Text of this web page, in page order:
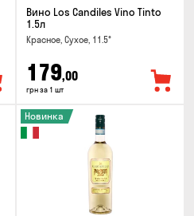
Вино Los Candiles Vino Tinto
1.5л
Красное, Сухое, 11.5°
179,00
грн за 1 шт
Новинка